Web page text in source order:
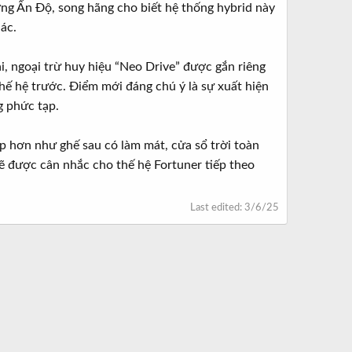
Ấn Độ, song hãng cho biết hệ thống hybrid này
trừ huy hiệu “Neo Drive” được gắn riêng
hệ trước. Điểm mới đáng chú ý là sự xuất hiện
phức tạp.
hơn như ghế sau có làm mát, cửa sổ trời toàn
được cân nhắc cho thế hệ Fortuner tiếp theo
Last edited: 3/6/25